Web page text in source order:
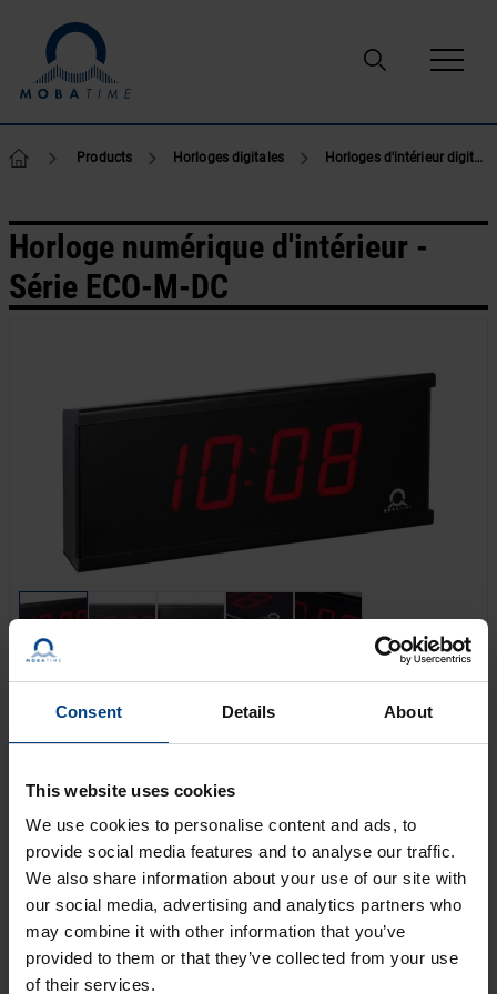
Consent Details About
This website uses cookies
We use cookies to personalise content and ads, to
provide social media features and to analyse our traffic.
We also share information about your use of our site with
our social media, advertising and analytics partners who
may combine it with other information that you’ve
provided to them or that they’ve collected from your use
of their services.
Products Horloges digitales Horloges d'intérieur digitales
Horloge numérique d'intérieur -
Série ECO-M-DC
L’horloge numérique d’intérieur ECO-M-DC est une
élevé IP54 en standard pour toutes les versions.
L’affichage LED 7 segments à haute luminance permet
une excellente lisibilité sous différents angles de vue.
OBTENIR UNE OFFRE